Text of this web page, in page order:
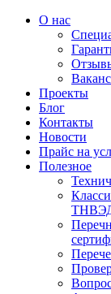
О нас
Проекты
Блог
Контакты
Новости
Прайс на
Полезное